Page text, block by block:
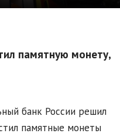
памятную монету,
банк России решил
памятные монеты